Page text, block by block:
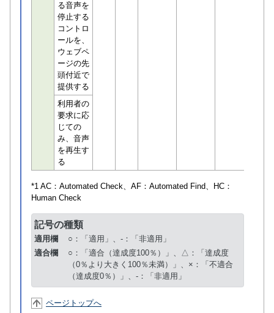
る音声を
停止する
コントロ
ールを、
ウェブペ
ージの先
頭付近で
提供する
利用者の
要求に応
じての
み、音声
を再生す
る
*1 AC： Automated Check、AF： Automated Find、HC：
Human Check
記号の種類
適用欄
○：「適用」、-：「非適用」
適合欄
○：「適合（達成度100％）」、△：「達成度
（0％より大きく100％未満）」、×：「不適合
（達成度0％）」、-：「非適用」
ページトップへ